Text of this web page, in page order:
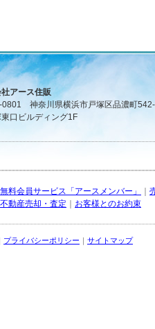
アース住販
0801 神奈川県横浜市戸塚区品濃町
口ビルディング1F
無料会員サービス「アースメンバー」
不動産売却・査定 お客様とのお約束
プライバシーポリシー ｜ サイトマップ